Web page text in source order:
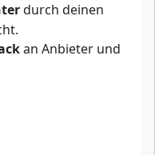
durch deinen
an Anbieter und